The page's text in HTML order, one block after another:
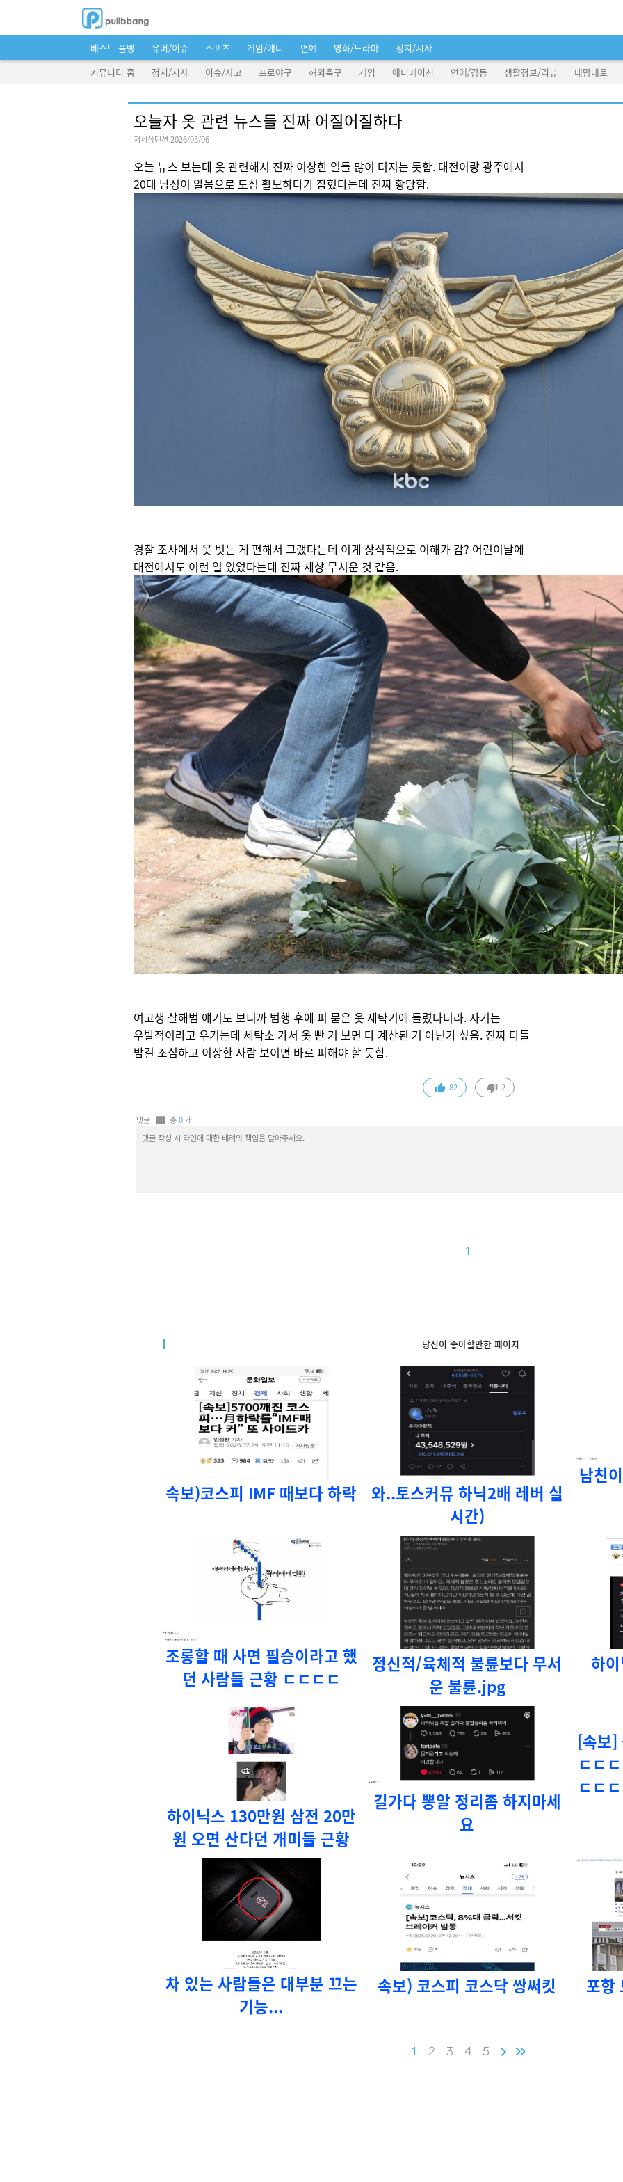
베스트 풀빵 유머/이슈 스포츠 게임/애니 연예 영화/드라마
정치/시사
커뮤니티 홈
정치/시사 이슈/사고 프로야구 해외축구 게임 애니메이션 연애/감동 생활정보/리뷰 내맘대로
오늘자 옷 관련 뉴스들 진짜 어질어질하다
저세상텐션 2026/05/06
오늘 뉴스 보는데 옷 관련해서 진짜 이상한 일들 많이 터지는 듯함. 대전이랑 광주에서
20대 남성이 알몸으로 도심 활보하다가 잡혔다는데 진짜 황당함.
경찰 조사에서 옷 벗는 게 편해서 그랬다는데 이게 상식적으로 이해가 감? 어린이날에
대전에서도 이런 일 있었다는데 진짜 세상 무서운 것 같음.
여고생 살해범 얘기도 보니까 범행 후에 피 묻은 옷 세탁기에 돌렸다더라. 자기는
우발적이라고 우기는데 세탁소 가서 옷 빤 거 보면 다 계산된 거 아닌가 싶음. 진짜 다들
밤길 조심하고 이상한 사람 보이면 바로 피해야 할 듯함.
82 2
댓글 총0 개
1
당신이 좋아할만한 페이지
속보)코스피 IMF 때보다 하락
와..토스커뮤 하닉2배 레버 실
시간)
남친
조롱할 때 사면 필승이라고 했
던 사람들 근황 ㄷㄷㄷㄷ
정신적/육체적 불륜보다 무서
운 불륜.jpg
하
하이닉스 130만원 삼전 20만
원 오면 산다던 개미들 근황
길가다 뽕알 정리좀 하지마세
요
[속보]
ㄷㄷ
ㄷㄷ
차 있는 사람들은 대부분 끄는
기능...
속보) 코스피 코스닥 쌍써킷 포항
1 2 3 4 5